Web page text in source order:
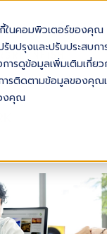
ในคอมพิวเตอร์ของคุณ
บปรุงและปรับประสบกา
รดูข้อมูลเพิ่มเติมเกี่ยว
รติดตามข้อมูลของคุณเ
งคุณ